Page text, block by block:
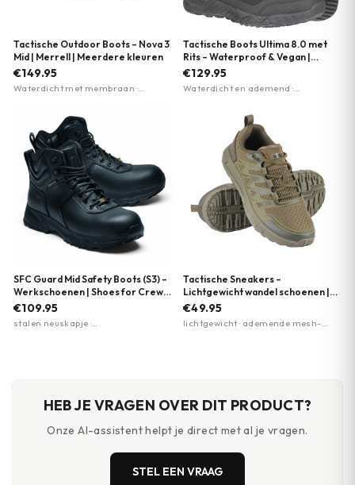
Tactische Outdoor Boots – Nova 3
Mid | Merrell | Meerdere kleuren
€149.95
Waterdicht met membraan ·
Tactische Boots Ultima 8.0 met
Rits – Waterproof & Vegan |
Magnum | Meerdere kleuren
€129.95
Waterdicht en ademend ·
SFC Guard Mid Safety Boots (S3) –
Werkschoenen | Shoes for Crews
| Zwart
€109.95
stalen neuskapje ·
Tactische Sneakers –
Lichtgewicht wandel schoenen |
EVA-zool | M-Tac | Meerdere
€49.95
lichtgewicht · ademende mesh-
HEB JE VRAGEN OVER DIT PRODUCT?
Onze AI-assistent helpt je direct met al je vragen.
STEL EEN VRAAG